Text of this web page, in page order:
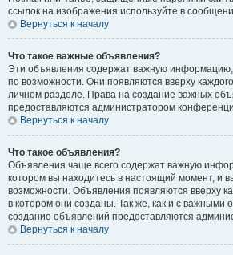
ссылок на изображения используйте в
Вернуться к началу
Что такое важные объявления?
Эти объявления содержат важную
по возможности. Они появляются вверху
личном разделе. Права на создание важных
предоставляются администратором
Вернуться к началу
Что такое объявления?
Объявления чаще всего содержат важную
котором вы находитесь в настоящий момент, и
возможности. Объявления появляются вверху
в котором они созданы. Так же, как и с важными
создание объявлений предоставляются
Вернуться к началу